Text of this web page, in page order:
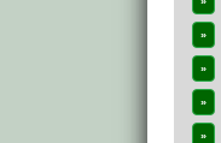
»
»
»
»